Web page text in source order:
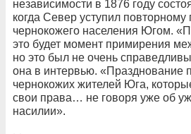
независимости в 1876 году
когда Север уступил
чернокожего населения Югом.
это будет момент примирения
но это был не очень
она в интервью. «Празднование
чернокожих жителей Юга,
свои права… не говоря уже об
насилии».